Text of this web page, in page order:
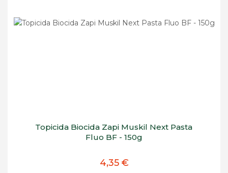
Topicida Biocida Zapi Muskil Next Pasta
Fluo BF - 150g
4,35 €